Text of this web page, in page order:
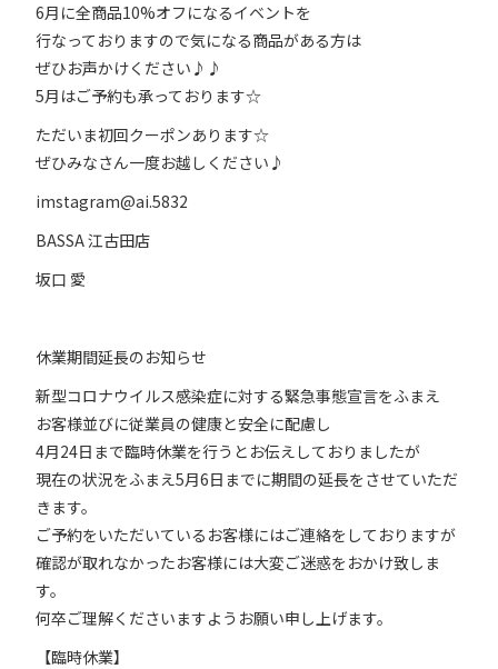
6月に全商品10%オフになるイベントを
行なっておりますので気になる商品がある方は
ぜひお声かけください♪♪
5月はご予約も承っております☆
ただいま初回クーポンあります☆
ぜひみなさん一度お越しください♪
imstagram@ai.5832
BASSA 江古田店
坂口 愛
休業期間延長のお知らせ
新型コロナウイルス感染症に対する緊急事態宣言をふまえ
お客様並びに従業員の健康と安全に配慮し
4月24日まで臨時休業を行うとお伝えしておりましたが
現在の状況をふまえ5月6日までに期間の延長をさせていただ
きます。
ご予約をいただいているお客様にはご連絡をしておりますが
確認が取れなかったお客様には大変ご迷惑をおかけ致しま
す。
何卒ご理解くださいますようお願い申し上げます。
【臨時休業】